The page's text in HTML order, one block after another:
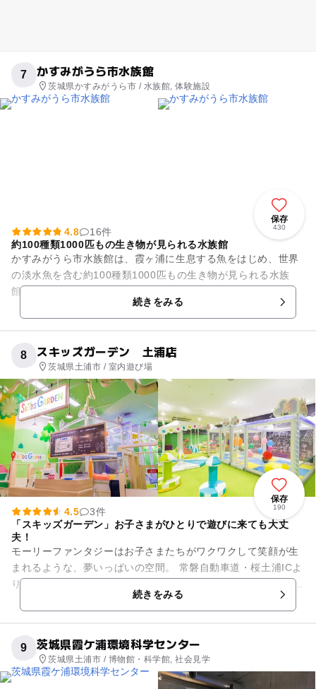
7 かすみがうら市水族館
茨城県かすみがうら市 / 水族館, 体験施設
保存
430
4.8
16件
約100種類1000匹もの生き物が見られる水族館
かすみがうら市水族館は、霞ヶ浦に生息する魚をはじめ、世界
の淡水魚を含む約100種類1000匹もの生き物が見られる水族
館。館内には360度ぐるりと観察できる円柱水槽や、魚がゆう
続きをみる
8 スキッズガーデン 土浦店
茨城県土浦市 / 室内遊び場
保存
190
4.5
3件
「スキッズガーデン」お子さまがひとりで遊びに来ても大丈
夫！
モーリーファンタジーはお子さまたちがワクワクして笑顔が生
まれるような、夢いっぱいの空間。 常磐自動車道・桜土浦ICよ
り車で約10分ほどのイオンモール土浦に出店しています。 ショ
続きをみる
9 茨城県霞ケ浦環境科学センター
茨城県土浦市 / 博物館・科学館, 社会見学